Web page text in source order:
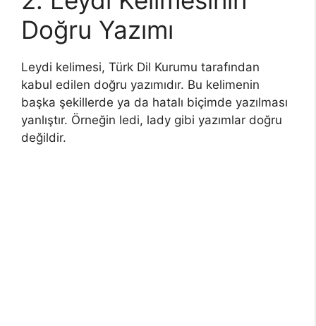
Doğru Yazımı
Leydi kelimesi, Türk Dil Kurumu tarafından
kabul edilen doğru yazımıdır. Bu kelimenin
başka şekillerde ya da hatalı biçimde yazılması
yanlıştır. Örneğin ledi, lady gibi yazımlar doğru
değildir.